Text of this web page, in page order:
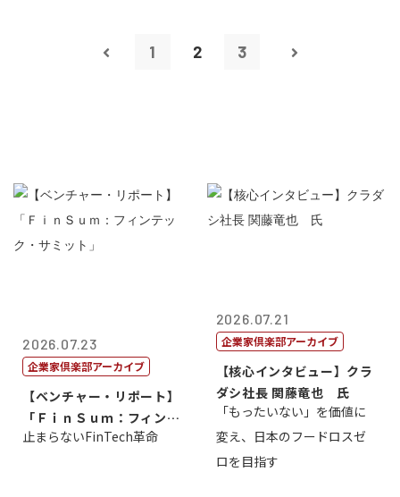
1 2 3
2026.07.23
企業家倶楽部アーカイブ
【ベンチャー・リポート】
「ＦｉｎＳｕｍ：フィンテ
ック・サミッ...
止まらないFinTech革命
2026.07.21
企業家倶楽部アーカイブ
【核心インタビュー】クラ
ダシ社長 関藤竜也 氏
「もったいない」を価値に
変え、日本のフードロスゼ
ロを目指す